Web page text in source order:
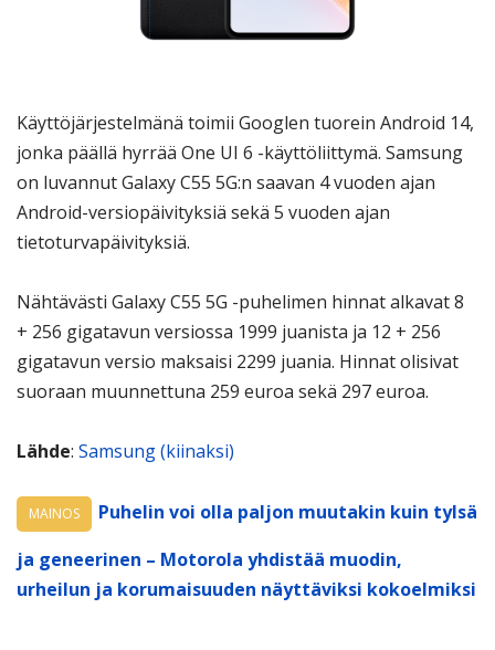
Käyttöjärjestelmänä toimii Googlen tuorein Android 14,
jonka päällä hyrrää One UI 6 -käyttöliittymä. Samsung
on luvannut Galaxy C55 5G:n saavan 4 vuoden ajan
Android-versiopäivityksiä sekä 5 vuoden ajan
tietoturvapäivityksiä.
Nähtävästi Galaxy C55 5G -puhelimen hinnat alkavat 8
+ 256 gigatavun versiossa 1999 juanista ja 12 + 256
gigatavun versio maksaisi 2299 juania. Hinnat olisivat
suoraan muunnettuna 259 euroa sekä 297 euroa.
Lähde: Samsung (kiinaksi)
MAINOS
Puhelin voi olla paljon muutakin kuin tylsä
ja geneerinen – Motorola yhdistää muodin,
urheilun ja korumaisuuden näyttäviksi kokoelmiksi